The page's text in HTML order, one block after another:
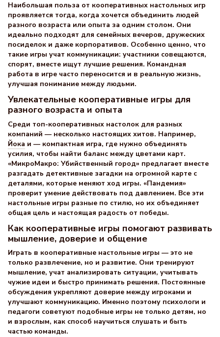
Наибольшая польза от кооперативных настольных игр
проявляется тогда, когда хочется объединить людей
разного возраста или опыта за одним столом. Они
идеально подходят для семейных вечеров, дружеских
посиделок и даже корпоративов. Особенно ценно, что
такие игры учат коммуникации: участники совещаются,
спорят, вместе ищут лучшие решения. Командная
работа в игре часто переносится и в реальную жизнь,
улучшая понимание между людьми.
Увлекательные кооперативные игры для
разного возраста и опыта
Среди топ-кооперативных настолок для разных
компаний — несколько настоящих хитов. Например,
Йока и — компактная игра, где нужно объединять
усилия, чтобы найти баланс между цветами карт.
«МикроМакро: Убийственный город» предлагает вместе
разгадать детективные загадки на огромной карте с
деталями, которые меняют ход игры. «Пандемия»
проверит умение действовать под давлением. Все эти
настольные игры разные по стилю, но их объединяет
общая цель и настоящая радость от победы.
Как кооперативные игры помогают развивать
мышление, доверие и общение
Играть в кооперативные настольные игры — это не
только развлечение, но и развитие. Они тренируют
мышление, учат анализировать ситуации, учитывать
чужие идеи и быстро принимать решения. Постоянные
обсуждения укрепляют доверие между игроками и
улучшают коммуникацию. Именно поэтому психологи и
педагоги советуют подобные игры не только детям, но
и взрослым, как способ научиться слушать и быть
частью команды.